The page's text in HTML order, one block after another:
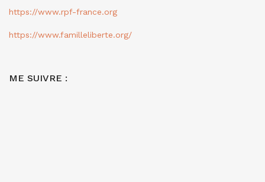
https://www.rpf-france.org
https://www.familleliberte.org/
ME SUIVRE :